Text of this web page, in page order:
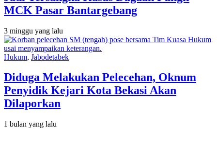
MCK Pasar Bantargebang
3 minggu yang lalu
Hukum, Jabodetabek
Diduga Melakukan Pelecehan, Oknum
Penyidik Kejari Kota Bekasi Akan
Dilaporkan
1 bulan yang lalu